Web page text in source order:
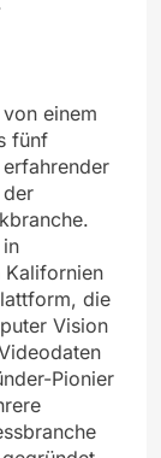
einem
fünf
der
die
Vision
Pionier